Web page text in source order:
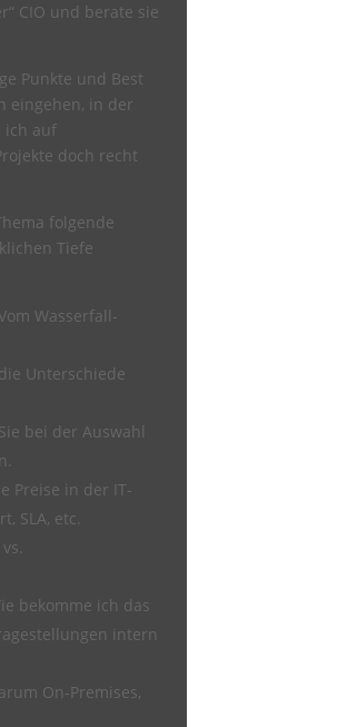
CIO und berate sie
Punkte und Best
eingehen, in der
ich auf
doch recht
folgende
Tiefe
Wasserfall-
Unterschiede
bei der Auswahl
Preise in der IT-
SLA, etc.
bekomme ich das
intern
On-Premises,